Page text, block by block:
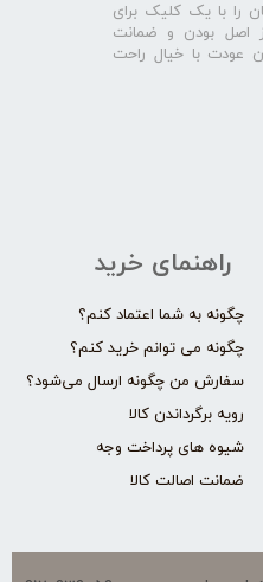
راهنمای خرید
چگونه به شما اعتماد کنم؟
چگونه می توانم خرید کنم؟
سفارش من چگونه ارسال می‌شود؟
رویه برگرداندن کالا
شیوه های پرداخت وجه
ضمانت اصالت کالا
را با یک کلیک برای
اصل بودن و ضمانت
ساعت زمان عودت با خیال راحت